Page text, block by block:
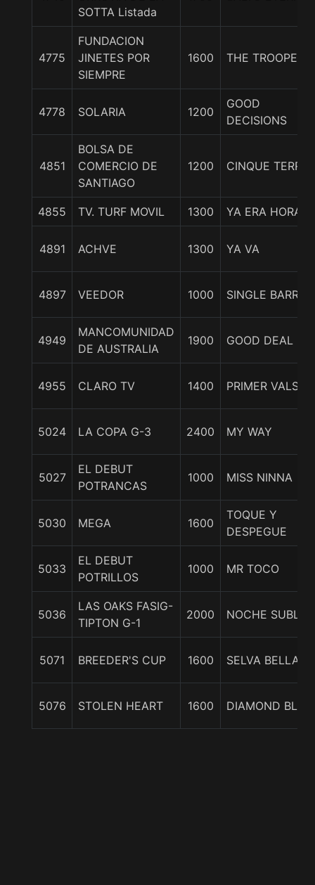
SOTTA Listada
4775
FUNDACION
JINETES POR
SIEMPRE
1600 THE TROOPER
4778 SOLARIA 1200
GOOD
DECISIONS
4851
BOLSA DE
COMERCIO DE
SANTIAGO
1200 CINQUE TERRE
4855 TV. TURF MOVIL 1300 YA ERA HORA
4891 ACHVE 1300 YA VA
4897 VEEDOR 1000 SINGLE BARREL
4949
MANCOMUNIDAD
DE AUSTRALIA
1900 GOOD DEAL
4955 CLARO TV 1400 PRIMER VALS
5024 LA COPA G-3 2400 MY WAY
5027
EL DEBUT
POTRANCAS
1000 MISS NINNA
5030 MEGA 1600
TOQUE Y
DESPEGUE
5033
EL DEBUT
POTRILLOS
1000 MR TOCO
5036
LAS OAKS FASIG-
TIPTON G-1
2000 NOCHE
5071 BREEDER'S CUP 1600 SELVA BELLA
5076 STOLEN HEART 1600 DIAMOND BLUE